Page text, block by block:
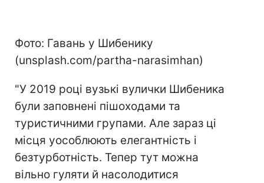
Фото: Гавань у Шибенику
(unsplash.com/partha-narasimhan)
"У 2019 році вузькі вулички Шибеника
були заповнені пішоходами та
туристичними групами. Але зараз ці
місця уособлюють елегантність і
безтурботність. Тепер тут можна
вільно гуляти й насолодитися